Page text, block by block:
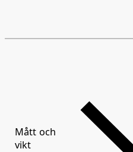
Mått och
vikt